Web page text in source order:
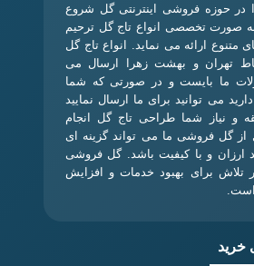
را در حوزه فروشی اینترنتی گل شروع
صورت تخصصی انواع تاج گل ترحیم
متنوع ارائه می نماید. انواع تاج گل
تهران و بهشت زهرا ارسال می
ما بایست و در صورتی که شما
می توانید برای ما ارسال نمایید
و نیاز شما طراحی تاج گل انجام
گل فروشی ما می تواند گزینه ای
ارزان و با کیفیت باشد. گل فروشی
تلاش برای بهبود خدمات و افزایش
خرید